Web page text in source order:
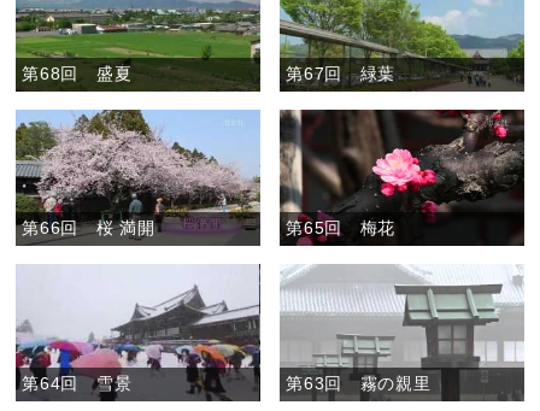
第68回 盛夏 第67回 緑葉
第66回 桜 満開 第65回 梅花
第64回 雪景 第63回 霧の親里